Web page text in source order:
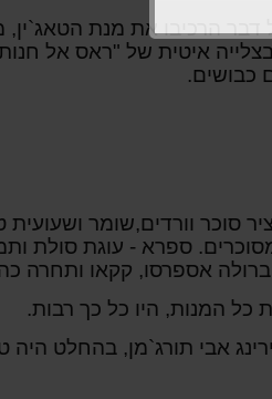
הרכיבו את מנת הטאג`ין,
איטית של "ראס אל חנות"
כבושים.
סוכר וורדים,שומר
ספרא - עוגת סולת
,ברולה אספרסו, קקאו ותחרה
המנות, היו כל כך רבות.
אבי תורג`מן, בהחלט היה